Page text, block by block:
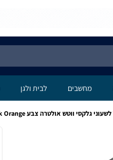
מחשבים לבית ולגן